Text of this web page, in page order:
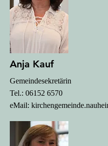
Anja Kauf
Gemeindesekretärin
Tel.: 06152 6570
eMail: